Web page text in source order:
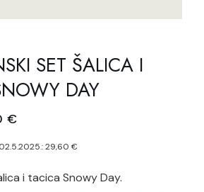
SET ŠALICA I
DAY
€Trenutna
cijena
je:
29,60 €.
29,60€
i tacica Snowy Day.